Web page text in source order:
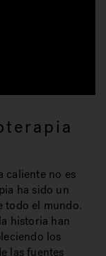
caliente no es
ha sido un
todo el mundo.
historia han
los
las fuentes